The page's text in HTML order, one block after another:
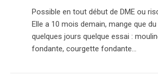
Possible en tout début de DME ou
Elle a 10 mois demain, mange que
quelques jours quelque essai :
fondante, courgette fondante…